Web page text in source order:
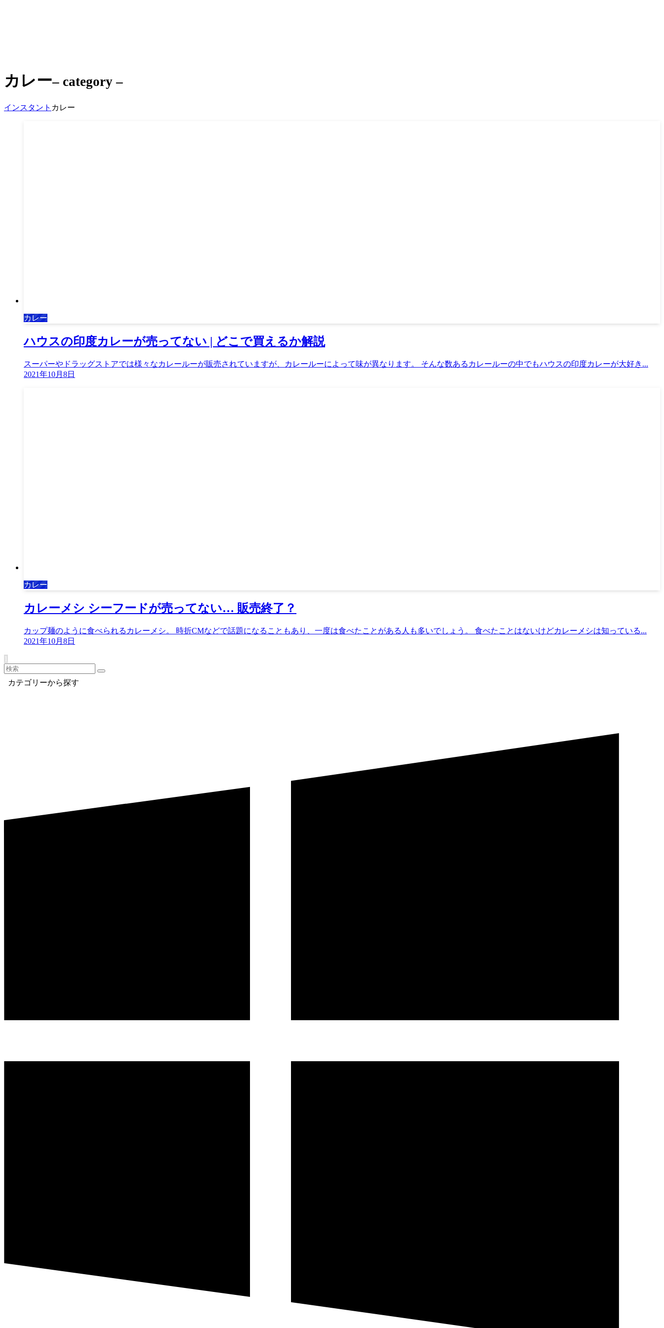
カレー– category –
インスタント カレー
カレー
ハウスの印度カレーが売ってない | どこで買えるか解説
スーパーやドラッグストアでは様々なカレールーが販売されていますが、カレールーによって味が異なります。 そんな数あるカレールーの中でもハウスの印度カレーが大好き...
2021年10月8日
カレー
カレーメシ シーフードが売ってない… 販売終了？
カップ麺のように食べられるカレーメシ。 時折CMなどで話題になることもあり、一度は食べたことがある人も多いでしょう。 食べたことはないけどカレーメシは知っている...
2021年10月8日
1
カテゴリーから探す